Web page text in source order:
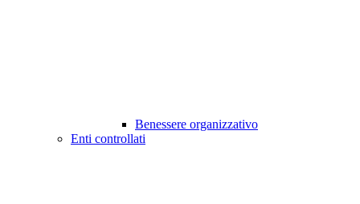
Benessere organizzativo
Enti controllati